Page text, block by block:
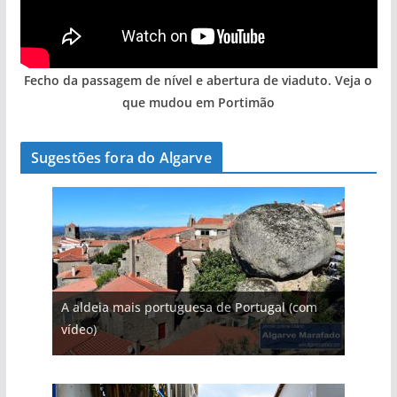
Fecho da passagem de nível e abertura de viaduto. Veja o
que mudou em Portimão
Sugestões fora do Algarve
A aldeia mais portuguesa de Portugal (com
vídeo)
A piscina natural com cascata
As portas do rio Tejo (com vídeo)